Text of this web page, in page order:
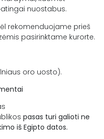
nuostabus.
rekomenduojame prieš
pasirinktame kurorte.
oro uosto).
pasas turi galioti ne
iš Egipto datos.